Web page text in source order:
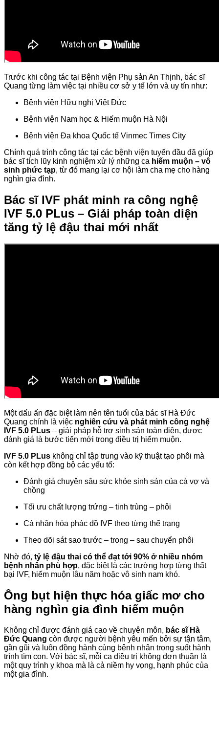
Trước khi công tác tại Bệnh viện Phụ sản An Thịnh, bác sĩ
Quang từng làm việc tại nhiều cơ sở y tế lớn và uy tín như:
Bệnh viện Hữu nghị Việt Đức
Bệnh viện Nam học & Hiếm muộn Hà Nội
Bệnh viện Đa khoa Quốc tế Vinmec Times City
Chính quá trình công tác tại các bệnh viện tuyến đầu đã giúp
bác sĩ tích lũy kinh nghiệm xử lý những ca hiếm muộn – vô
sinh phức tạp, từ đó mang lại cơ hội làm cha mẹ cho hàng
nghìn gia đình.
Bác sĩ IVF phát minh ra công nghệ
IVF 5.0 PLus – Giải pháp toàn diện
tăng tỷ lệ đậu thai mới nhất
Một dấu ấn đặc biệt làm nên tên tuổi của bác sĩ Hà Đức
Quang chính là việc nghiên cứu và phát minh công nghệ
IVF 5.0 PLus – giải pháp hỗ trợ sinh sản toàn diện, được
đánh giá là bước tiến mới trong điều trị hiếm muộn.
IVF 5.0 PLus không chỉ tập trung vào kỹ thuật tạo phôi mà
còn kết hợp đồng bộ các yếu tố:
Đánh giá chuyên sâu sức khỏe sinh sản của cả vợ và
chồng
Tối ưu chất lượng trứng – tinh trùng – phôi
Cá nhân hóa phác đồ IVF theo từng thể trạng
Theo dõi sát sao trước – trong – sau chuyển phôi
Nhờ đó, tỷ lệ đậu thai có thể đạt tới 90% ở nhiều nhóm
bệnh nhân phù hợp, đặc biệt là các trường hợp từng thất
bại IVF, hiếm muộn lâu năm hoặc vô sinh nam khó.
Ông bụt hiện thực hóa giấc mơ cho
hàng nghìn gia đình hiếm muộn
Không chỉ được đánh giá cao về chuyên môn, bác sĩ Hà
Đức Quang còn được người bệnh yêu mến bởi sự tận tâm,
gần gũi và luôn đồng hành cùng bệnh nhân trong suốt hành
trình tìm con. Với bác sĩ, mỗi ca điều trị không đơn thuần là
một quy trình y khoa mà là cả niềm hy vọng, hạnh phúc của
một gia đình.